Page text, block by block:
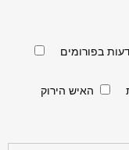
בפורומים
האיש הירוק